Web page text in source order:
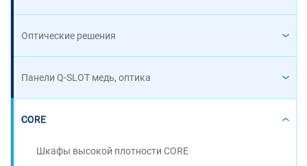
Оптические решения
Панели Q-SLOT медь, оптика
CORE
Шкафы высокой плотности CORE